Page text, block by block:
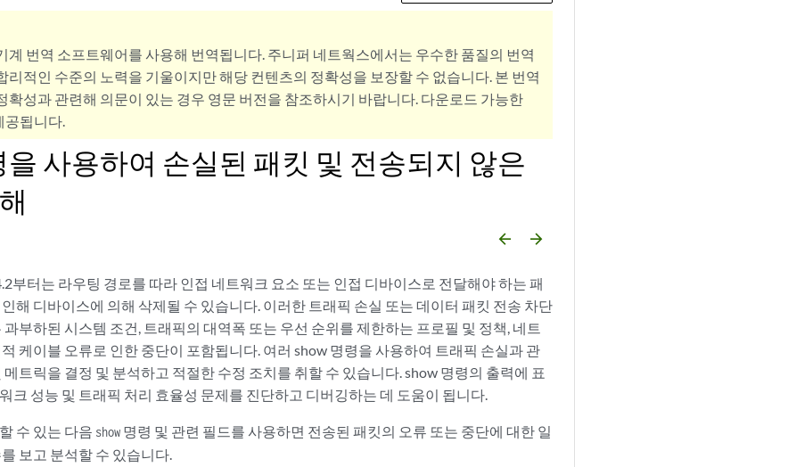
계 번역 소프트웨어를 사용해 번역됩니다. 주니퍼 네트웍스에서는 우수한 품질의 번역
리적인 수준의 노력을 기울이지만 해당 컨텐츠의 정확성을 보장할 수 없습니다. 본 번역
확성과 관련해 의문이 있는 경우 영문 버전을 참조하시기 바랍니다. 다운로드 가능한
공됩니다.
사용하여 손실된 패킷 및 전송되지 않은
arrow_backward arrow_forward
부터는 라우팅 경로를 따라 인접 네트워크 요소 또는 인접 디바이스로 전달해야 하는 패
해 디바이스에 의해 삭제될 수 있습니다. 이러한 트래픽 손실 또는 데이터 패킷 전송 차단
부하된 시스템 조건, 트래픽의 대역폭 또는 우선 순위를 제한하는 프로필 및 정책, 네트
케이블 오류로 인한 중단이 포함됩니다. 여러 show 명령을 사용하여 트래픽 손실과 관
메트릭을 결정 및 분석하고 적절한 수정 조치를 취할 수 있습니다. show 명령의 출력에 표
크 성능 및 트래픽 처리 효율성 문제를 진단하고 디버깅하는 데 도움이 됩니다.
수 있는 다음 show 명령 및 관련 필드를 사용하면 전송된 패킷의 오류 또는 중단에 대한 일
보고 분석할 수 있습니다.